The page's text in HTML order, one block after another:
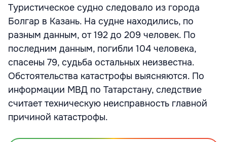
Туристическое судно следовало из города
Болгар в Казань. На судне находились, по
разным данным, от 192 до 209 человек. По
последним данным, погибли 104 человека,
спасены 79, судьба остальных неизвестна.
Обстоятельства катастрофы выясняются. По
информации МВД по Татарстану, следствие
считает техническую неисправность главной
причиной катастрофы.